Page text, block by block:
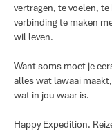
vertragen, te voelen,
verbinding te maken
wil leven.
Want soms moet je
alles wat lawaai
wat in jou waar is.
Happy Expedition.